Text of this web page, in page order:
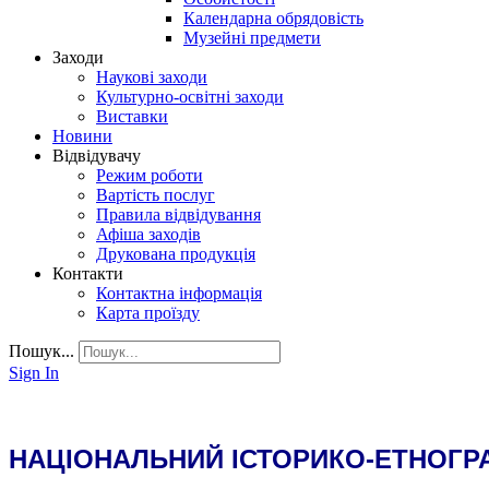
Календарна обрядовість
Музейні предмети
Заходи
Наукові заходи
Культурно-освітні заходи
Виставки
Новини
Відвідувачу
Режим роботи
Вартість послуг
Правила відвідування
Афіша заходів
Друкована продукція
Контакти
Контактна інформація
Карта проїзду
Пошук...
Sign In
НАЦІОНАЛЬНИЙ ІСТОРИКО-